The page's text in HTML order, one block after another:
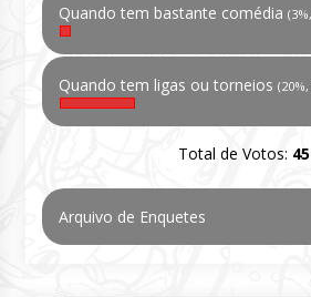
Quando tem bastante comédia
Quando tem ligas ou torneios
Total de Votos:
Arquivo de Enquetes